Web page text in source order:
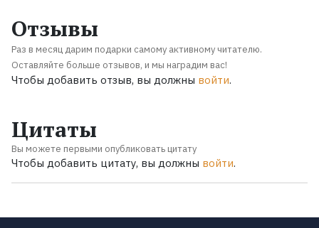
Отзывы
Раз в месяц дарим подарки самому активному читателю.
Оставляйте больше отзывов, и мы наградим вас!
Чтобы добавить отзыв, вы должны войти.
Цитаты
Вы можете первыми опубликовать цитату
Чтобы добавить цитату, вы должны войти.